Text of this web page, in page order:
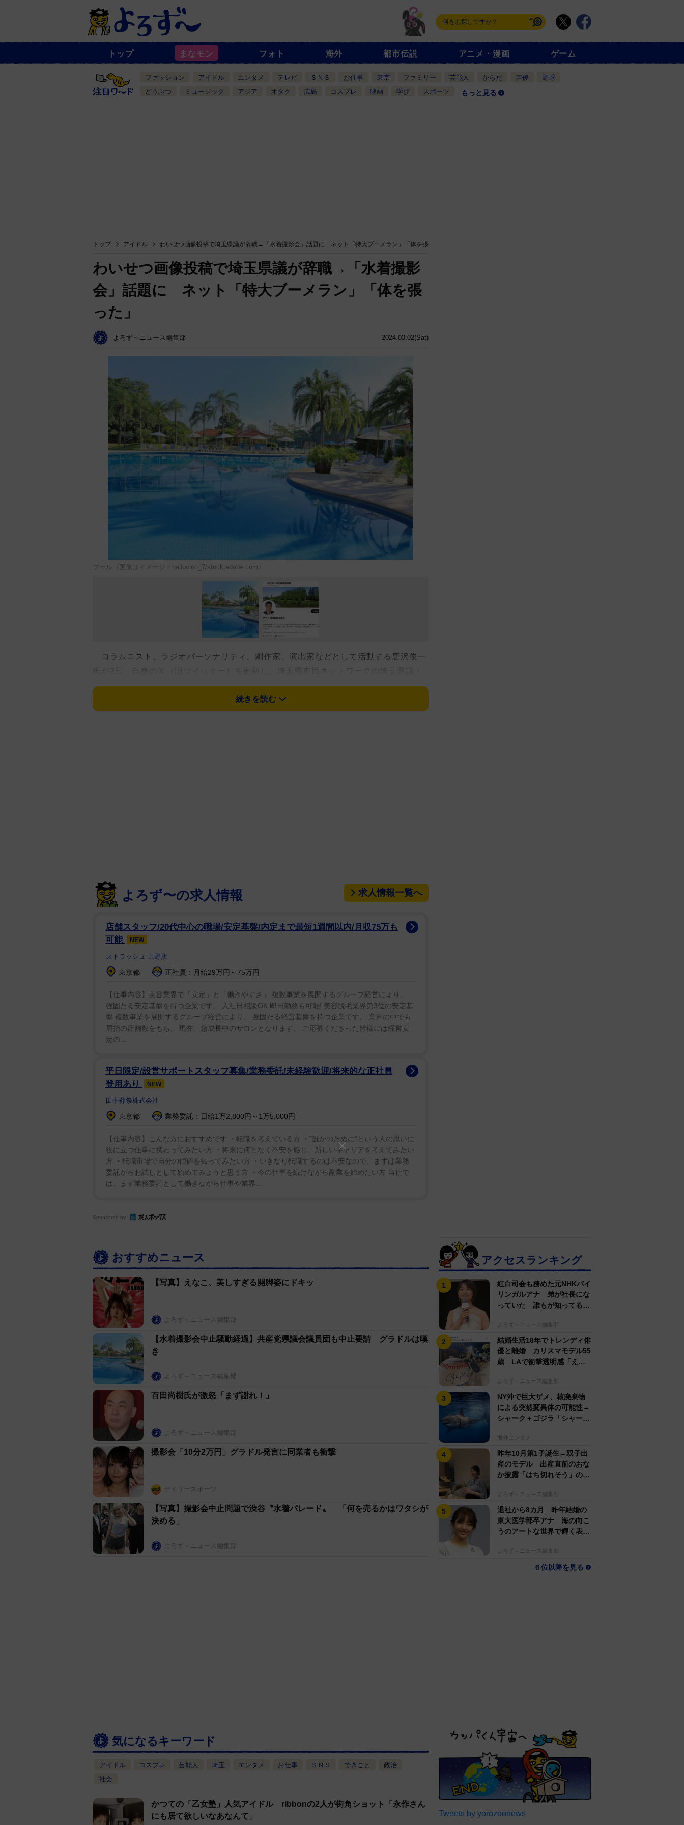
ュ
一
覧
トップ まなモン フォト 海外 都市伝説 アニメ・漫画 ゲーム
ファッション アイドル エンタメ テレビ ＳＮＳ お仕事 東京 ファミリー 芸能人 からだ 声優
野球
どうぶつ
ミュージック アジア オタク 広島 コスプレ 映画 学び スポーツ もっと見る
トップ アイドル わいせつ画像投稿で埼玉県議が辞職→「水着撮影会」話題に ネット「特大ブーメラン」「体を張
2024.03.02(Sat)
わいせつ画像投稿で埼玉県議が辞職→「水着撮影
会」話題に ネット「特大ブーメラン」「体を張
った」
よろず～ニュース編集部
プール（画像はイメージ＝hallucion_7/stock.adobe.com）
コラムニスト、ラジオパーソナリティ、劇作家、演出家などとして活動する唐沢俊一
辻浩司氏の議員辞職にあきれた。
辻氏は、知人女性の性的な画像をインターネット上に投稿したとしてわいせつ電磁的
職にとどまることは、県民の皆様の政治への不信感を増大させ、県議会への信用を失墜
させることにつながると判断致しました。
以上の理由から、本日3月1日、議長に対して議員辞職願を提出し、県議会議員を辞職
致しました。
また、これに先立ち、昨日2月29日には、所属党派の埼玉県市民ネットワークおよび
越谷市民ネットワークを退会致しました。」と公表していた。
埼玉県では昨年、県内の「しらこばと水上公園」で予定されていた水着撮影会が中止
となったことが話題となったが、辻氏は一部で、水上公園を管理する埼玉県公園緑地協
会に対して、撮影会の内容などを問い合わせたと伝えられていた。水着撮影会に疑問を
投げかけたとされる辻氏が、わいせつ画像の投稿で書類送致され、議員辞職する形。唐
沢氏は「水着撮影会に文句つけて中止させた人物が、知人女性の性的写真をネットに上
ざとくさい展開で非現実的』と批評されるわな、こんなの。現実は芝居よりわざとくさ
い。」とコメントした。
辻氏が公式サイトに掲載した政策には「憲法を活かし多様性を認め合うジェンダー平
等社会の実現」という項目もある。「DVや性暴力被害者に寄り添った支援体制を強化
します。移民、難民と共に生きる、多文化共生のまちづくりをすすめます。」と性暴力
被害のケアなども訴えていた。
辻氏の議員辞職報告のポストには「自分は全裸撮影会を開催してたて言うオチです
ね」「素直に水着撮影会に参加していればよかったのに。」「水着を着てたから許せな
つなツッコミが寄せられていた。
続きを読む
よろず〜の求人情報 求人情報一覧へ
店舗スタッフ/20代中心の職場/安定基盤/内定まで最短1週間以内/月収75万も
可能
NEW
ストラッシュ 上野店
東京都 正社員：月給29万円～75万円
【仕事内容】美容業界で「安定」と「働きやすさ」 複数事業を展開するグループ経営により、
強固たる安定基盤を持つ企業です。 入社日相談OK 即日勤務も可能! 美容脱毛業界第3位の安定基
盤 複数事業を展開するグループ経営により、 強固たる経営基盤を持つ企業です。 業界の中でも
屈指の店舗数をもち、 現在、急成長中のサロンとなります。 ご応募くださった皆様には経営安
定の...
平日限定/設営サポートスタッフ募集/業務委託/未経験歓迎/将来的な正社員
登用あり
NEW
田中葬祭株式会社
東京都 業務委託：日給1万2,800円～1万5,000円
【仕事内容】こんな方におすすめです ・転職を考えている方 ・"誰かのために"という人の思いに
役に立つ仕事に携わってみたい方 ・将来に何となく不安を感じ、新しいキャリアを考えてみたい
方 ・転職市場で自分の価値を知ってみたい方 ・いきなり転職するのは不安なので、まずは業務
委託からお試しとして始めてみようと思う方 ・今の仕事を続けながら副業を始めたい方 当社で
は、まず業務委託として働きながら仕事や業界...
Sponsored by
おすすめニュース
【写真】えなこ、美しすぎる開脚姿にドキッ
よろず～ニュース編集部
【水着撮影会中止騒動経過】共産党県議会議員団も中止要請 グラドルは嘆
き
よろず～ニュース編集部
百田尚樹氏が激怒「まず謝れ！」
よろず～ニュース編集部
撮影会「10分2万円」グラドル発言に同業者も衝撃
デイリースポーツ
【写真】撮影会中止問題で渋谷〝水着パレード〟 「何を売るかはワタシが
決める」
よろず～ニュース編集部
気になるキーワード
アイドル コスプレ 芸能人 埼玉 エンタメ お仕事 ＳＮＳ できごと
政治
社会
かつての「乙女塾」人気アイドル ribbonの2人が街角ショット「永作さん
にも居て欲しいなあなんて」
アクセスランキング
紅白司会も務めた元NHKバイ
リンガルアナ 弟が社長にな
っていた 誰もが知ってる有
よろず～ニュース編集部
結婚生活18年でトレンディ俳
優と離婚 カリスマモデル55
歳 LAで衝撃透明感「えっ
よろず～ニュース編集部
NY沖で巨大ザメ、核廃棄物
による突然変異体の可能性→
シャーク＋ゴジラ「シャーク
海外エンタメ
昨年10月第1子誕生→双子出
産のモデル 出産直前のおな
か披露「はち切れそう」の
よろず～ニュース編集部
退社から8カ月 昨年結婚の
東大医学部卒アナ 海の向こ
うのアートな世界で輝く表情
よろず～ニュース編集部
６位以降を見る
Tweets by yorozoonews